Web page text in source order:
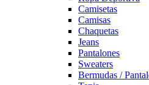
Camisetas
Camisas
Chaquetas
Jeans
Pantalones
Sweaters
Bermudas /